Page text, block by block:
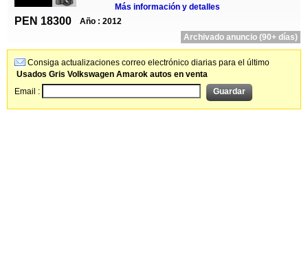
Más información y detalles
PEN 18300
Año : 2012
Archivado anuncio (90+ días)
Consiga actualizaciones correo electrónico diarias para el último
Usados Gris Volkswagen Amarok autos en venta
Email :